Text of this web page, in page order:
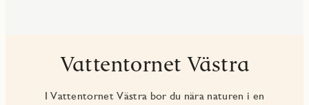
Vattentornet Västra
I Vattentornet Västra bor du nära naturen i en